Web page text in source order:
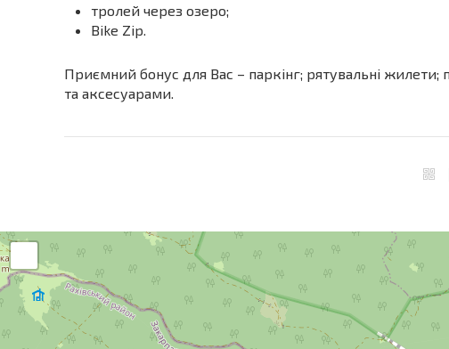
тролей через озеро;
Bike Zip.
Приємний бонус для Вас – паркінг; рятувальні
та аксесуарами.